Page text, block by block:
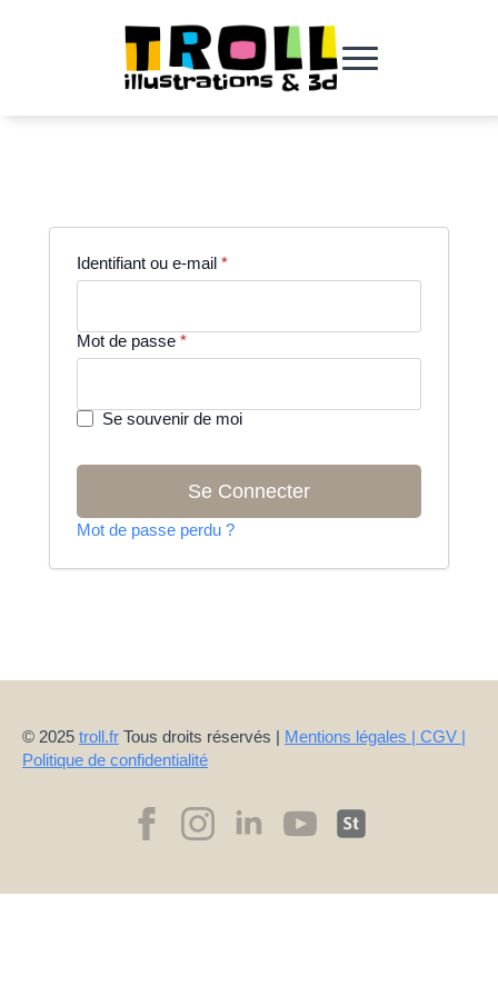
Identifiant ou e-mail *Obligatoire
Mot de passe *Obligatoire
Se souvenir de moi
Se Connecter
Mot de passe perdu ?
© 2025 troll.fr Tous droits réservés | Mentions légales | CGV |
Politique de confidentialité